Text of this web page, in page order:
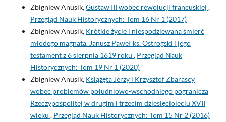
Zbigniew Anusik,Gustaw III wobec rewolucji francuskiej ,
Przegląd Nauk Historycznych: Tom 16 Nr 1 (2017)
Zbigniew Anusik, Krótkie życie i niespodziewana śmierć
młodego magnata. Janusz Paweł ks. Ostrogski i jego
testament z 6 sierpnia 1619 roku , Przegląd Nauk
Historycznych: Tom 19 Nr 1 (2020)
Zbigniew Anusik, Książęta Jerzy i Krzysztof Zbarascy
wobec problemów południowo-wschodniego pogranicza
Rzeczypospolitej w drugim i trzecim dziesięcioleciu XVII
wieku , Przegląd Nauk Historycznych: Tom 15 Nr 2 (2016)